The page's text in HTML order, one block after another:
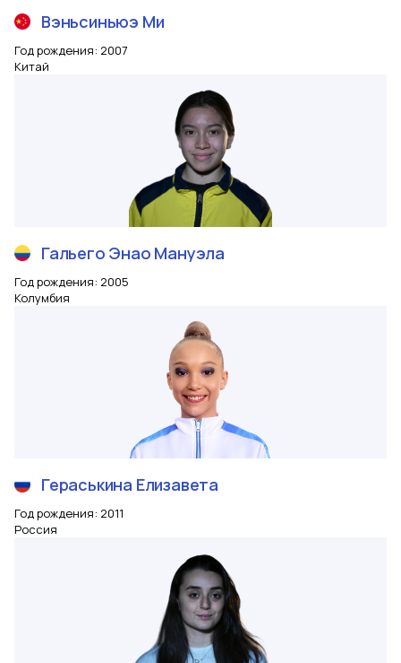
Вэньсиньюэ Ми
Год рождения: 2007
Китай
Гальего Энао Мануэла
Год рождения: 2005
Колумбия
Гераськина Елизавета
Год рождения: 2011
Россия